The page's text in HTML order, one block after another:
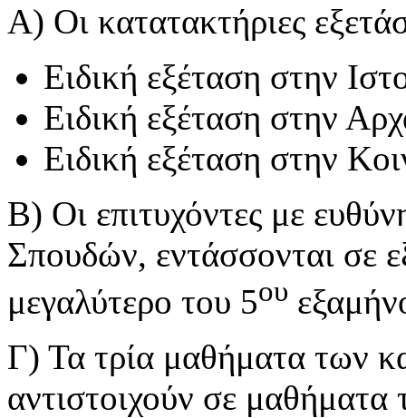
Α) Οι κατατακτήριες
Ειδική εξέταση στην
Ειδική εξέταση στην
Ειδική εξέταση στην
Β) Οι επιτυχόντες με
Σπουδών, εντάσσονται σε
μεγαλύτερο του 5ου
Γ) Τα τρία μαθήματα των
αντιστοιχούν σε